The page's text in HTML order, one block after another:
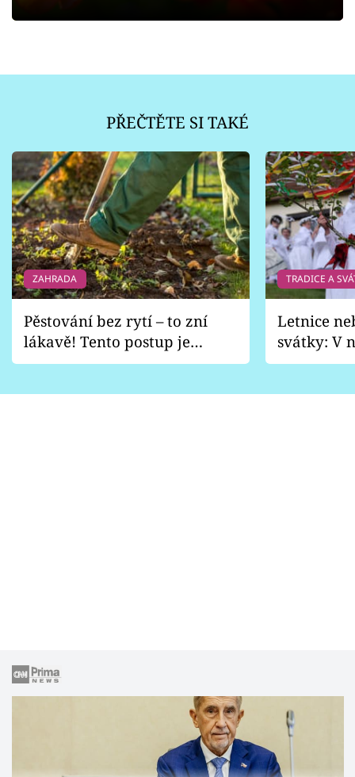
PŘEČTĚTE SI TAKÉ
ZAHRADA
Pěstování bez rytí – to zní
lákavě! Tento postup je
vhodný jen pro některé
TRADICE A
Letnice
svátky: V
pondělí